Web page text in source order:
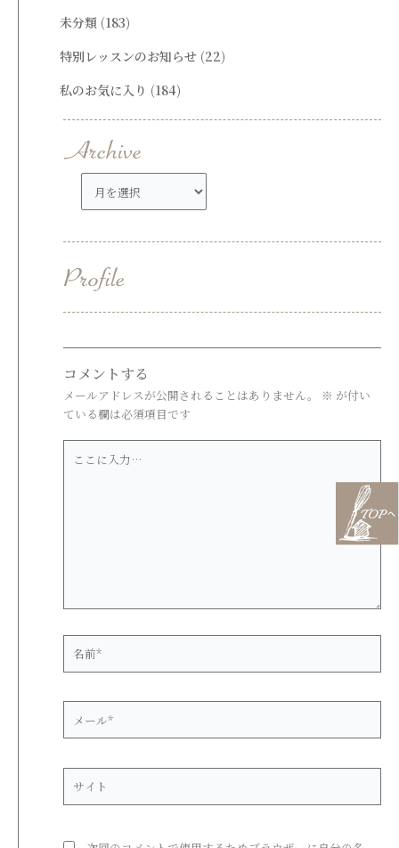
未分類 (183)
特別レッスンのお知らせ (22)
私のお気に入り (184)
カ
ブ
コメントする
メールアドレスが公開されることはありません。 ※ が付い
ている欄は必須項目です
前
*